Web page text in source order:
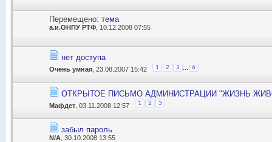
Перемещено: тема
а.и.ОНПУ РТФ , 10.12.2008 07:55
нет доступа
Очень умная , 23.08.2007 15:42 1 2 3 6
ОТКРЫТОЕ ПИСЬМО АДМИНИСТРАЦИИ "ЖИЗНЬ
Мафдет , 03.11.2008 12:57 1 2 3
забыл пароль
N/A , 30.10.2008 13:55